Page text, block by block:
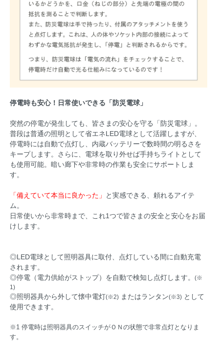
停電時も安心！日常使いできる「防災電球」
突然の停電が発生しても、皆さまの安心を守る「防災電球」。
普段は普通の照明として省エネLED電球として活躍しますが、
停電時には自動で点灯し、内蔵バッテリーで数時間の明るさを
キープします。さらに、電球を取り外せば手持ちライトとして
も使用可能。暗い廊下や非常時の作業も安全にサポートしま
す。
「備えていて本当に良かった」
と実感できる、頼れるアイテ
ム。
日常使いから非常時まで、これ1つで皆さまの安全と安心をお届
けします。
◎LED電球として照明器具に取付、点灯している間に自動充電
されます。
◎停電（電力供給がストップ）を自動で検知し点灯します。 (※
1)
◎照明器具から外して懐中電灯(※2) またはランタン(※3) として
使用できます。
※1 停電時は照明器具のスイッチがＯＮの状態で非常点灯となりま
す。